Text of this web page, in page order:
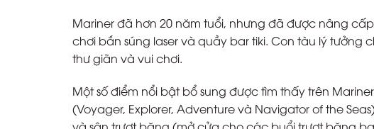
Mariner đã hơn 20 năm tuổi, nhưng đã được nâng
chơi bắn súng laser và quầy bar tiki. Con tàu lý tưởng
thư giãn và vui chơi.
Một số điểm nổi bật bổ sung được tìm thấy trên
(Voyager, Explorer, Adventure và Navigator of the